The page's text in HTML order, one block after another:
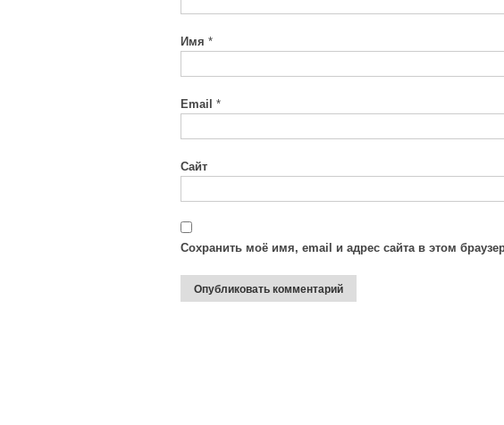
Имя *
Email *
Сайт
Сохранить моё имя, email и адрес сайта в этом